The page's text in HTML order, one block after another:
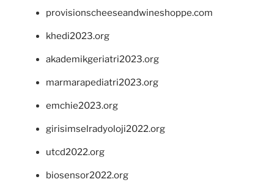
provisionscheeseandwineshoppe.com
khedi2023.org
akademikgeriatri2023.org
marmarapediatri2023.org
emchie2023.org
girisimselradyoloji2022.org
utcd2022.org
biosensor2022.org